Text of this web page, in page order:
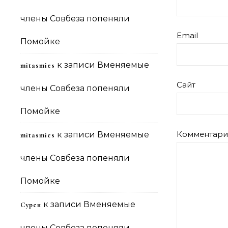
члены Совбеза попеняли
Помойке
mitasmies к записи Вменяемые
члены Совбеза попеняли
Помойке
mitasmies к записи Вменяемые
члены Совбеза попеняли
Помойке
Сурен к записи Вменяемые
Email
Сайт